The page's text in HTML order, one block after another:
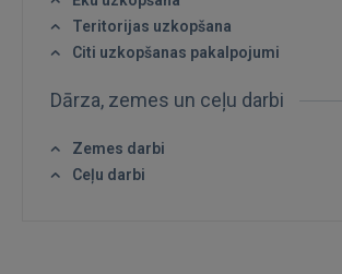
GOOGLE
 Sign in with Apple
Vēl neesat reģistrējies?
Teritorijas uzkopšana
Citi uzkopšanas pakalpojumi
Dārza, zemes un ceļu darbi
Zemes darbi
Ceļu darbi